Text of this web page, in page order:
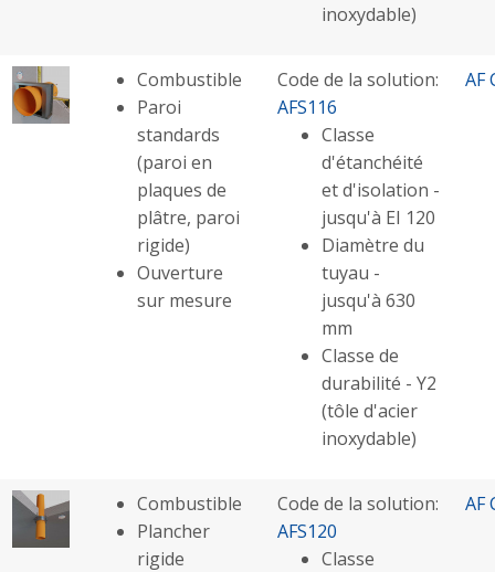
inoxydable)
Combustible
Paroi
standards
(paroi en
plaques de
plâtre, paroi
rigide)
Ouverture
sur mesure
Code de la solution:
AFS116
Classe
d'étanchéité
et d'isolation -
jusqu'à EI 120
Diamètre du
tuyau -
jusqu'à 630
mm
Classe de
durabilité - Y2
(tôle d'acier
inoxydable)
AF
Combustible
Plancher
rigide
Code de la solution:
AFS120
Classe
AF